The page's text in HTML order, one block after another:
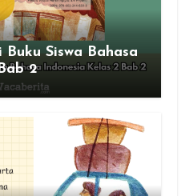
Siswa Bahasa
2